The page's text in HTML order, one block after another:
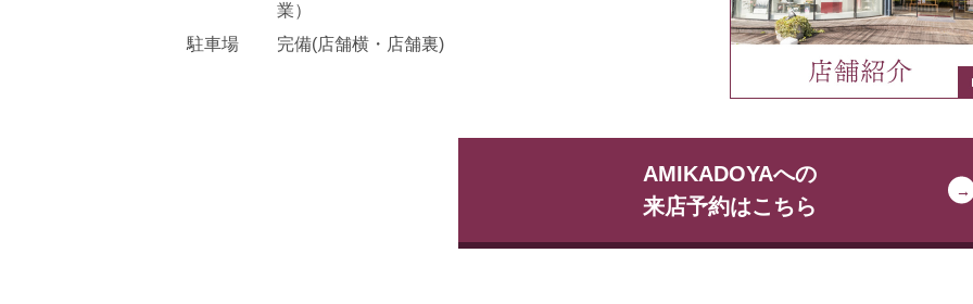
業）
駐車場
完備(店舗横・店舗裏)
AMIKADOYAへの
来店予約はこちら